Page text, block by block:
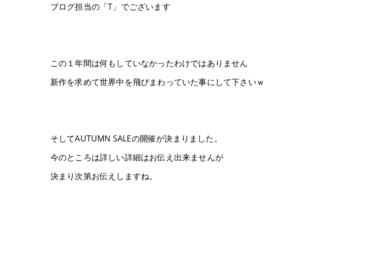
ブログ担当の「T」でございます
この１年間は何もしていなかったわけではありません
新作を求めて世界中を飛びまわっていた事にして下さいｗ
そしてAUTUMN SALEの開催が決まりました。
今のところは詳しい詳細はお伝え出来ませんが
決まり次第お伝えしますね。